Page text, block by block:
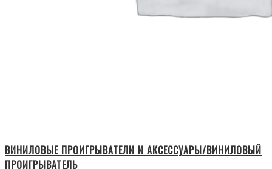
ВИНИЛОВЫЕ ПРОИГРЫВАТЕЛИ И АКСЕССУАРЫ/ВИНИЛОВЫЙ
ПРОИГРЫВАТЕЛЬ